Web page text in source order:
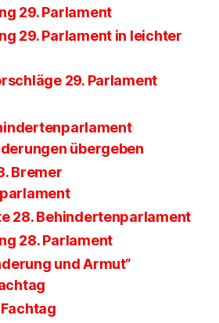
29. Parlament
29. Parlament in leichter
29. Parlament
übergeben
Bremer
28. Behindertenparlament
28. Parlament
und Armut“